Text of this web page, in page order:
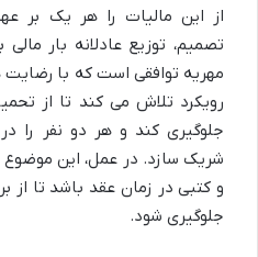
از این مالیات را هر یک بر
تصمیم، توزیع عادلانه بار
مهریه توافقی است که با
رویکرد تلاش می کند تا از
جلوگیری کند و هر دو نفر را
شریک سازد. در عمل، این موضوع
و کتبی در زمان عقد باشد تا از
جلوگیری شود.